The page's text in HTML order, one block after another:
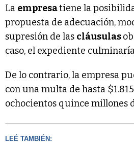
La empresatiene la
propuesta de adecuación,
supresión de las cláusulas
caso, el expediente
De lo contrario, la empresa
con una multa de hasta
ochocientos quince millones
LEÉ TAMBIÉN: